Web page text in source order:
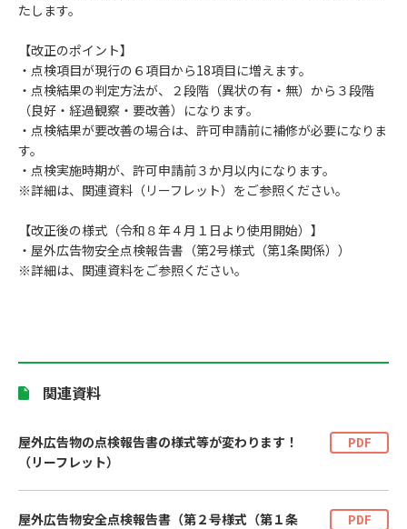
たします。
【改正のポイント】
・点検項目が現行の６項目から18項目に増えます。
・点検結果の判定方法が、２段階（異状の有・無）から３段階
（良好・経過観察・要改善）になります。
・点検結果が要改善の場合は、許可申請前に補修が必要になりま
す。
・点検実施時期が、許可申請前３か月以内になります。
※詳細は、関連資料（リーフレット）をご参照ください。
【改正後の様式（令和８年４月１日より使用開始）】
・屋外広告物安全点検報告書（第2号様式（第1条関係））
※詳細は、関連資料をご参照ください。
関連資料
屋外広告物の点検報告書の様式等が変わります！
（リーフレット）
PDF
屋外広告物安全点検報告書（第２号様式（第１条
PDF